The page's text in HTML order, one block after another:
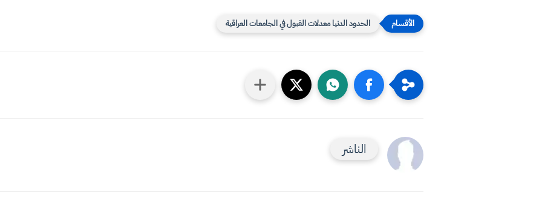
الحدود الدنيا معدلات القبول في الجامعات العراقية
الناشر